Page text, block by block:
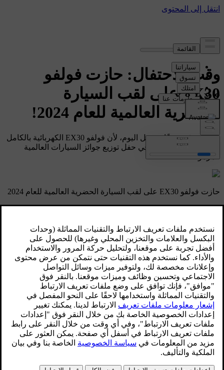
وقت الاحتفال: حازت فولفو
EX30 على لقب السيارة
الحضرية العالمية للعام 2024!
صغيرة وقوية حقًا- نحتفل اليوم، لأن فولفو EX30 الكهربائية بالكامل
قد فازت بجائزة كبيرة في حفل توزيع جوائز السيارات العالمية
المرموقة!
حازت فولفو EX30 على لقب السيارة الحضرية العالمية للعام 2024
بعد فوزها على مجموعة تنافسية من المرشحين، حازت فولفو EX30
أقيم اليوم في معرض نيويورك الدولي للسيارات. كما تم اختيار
أصغر سيارة رياضية متعددة الاستخدامات لدينا على الإطلاق كإحدى
أفضل ثلاث سيارات في العالم من بين قائمة تضم 38 سيارة
مرشحة.
أمر ممتع للغاية وتأكيد راسخ على استراتيجية الكهربة الطموحة
لدينا." "لقد تجاوزت استجابة العملاء لفولفو EX30 توقعاتنا، وأثبتت
أنها سيارة مثالية لسوق اليوم مع تحول عدد متزايد من مشتري
السيارات إلى السيارات الكهربائية بالكامل. أنا مقتنع بأن EX30
ستساهم بقوة في نمونا هذا العام وما بعده."
تمت الإشادة بفولفو EX30، من بين العديد من ميزاتها،
لتصميمها الجميل وسعرها الجذاب. ما هو الشيء
المفضل لديك في ذلك؟